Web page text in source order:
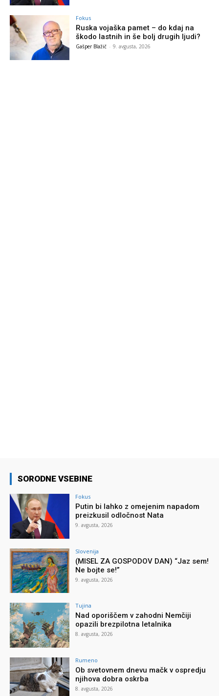
Fokus
Ruska vojaška pamet – do kdaj na
škodo lastnih in še bolj drugih ljudi?
Gašper Blažič - 9. avgusta, 2026
SORODNE VSEBINE
Fokus
Putin bi lahko z omejenim napadom
preizkusil odločnost Nata
9. avgusta, 2026
Slovenija
(MISEL ZA GOSPODOV DAN) “Jaz sem!
Ne bojte se!”
9. avgusta, 2026
Tujina
Nad oporiščem v zahodni Nemčiji
opazili brezpilotna letalnika
8. avgusta, 2026
Rumeno
Ob svetovnem dnevu mačk v ospredju
njihova dobra oskrba
8. avgusta, 2026